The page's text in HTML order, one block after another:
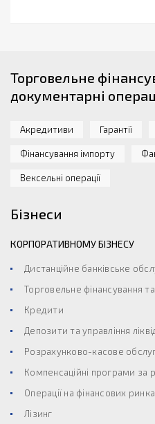
Торговельне
документарні
Акредитиви Гарантії
Фінансування імпорту
Вексельні операції
Бізнеси
КОРПОРАТИВНОМУ БІЗНЕСУ
Дистанційне банківське
Торговельне фінансування
Кредити
Депозити та управління
Розрахунково-касове
Компенсаційні програми за
Операції на фінансових
Лізинг